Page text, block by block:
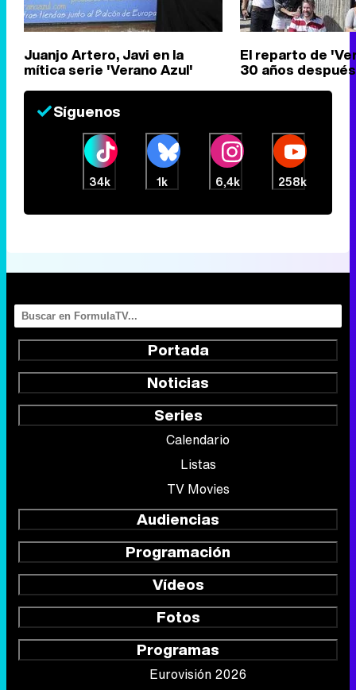
Juanjo Artero, Javi en la
mítica serie 'Verano Azul'
El reparto de
30 años después
Síguenos
34k 1k 6,4k 258k
Portada
Noticias
Series
Calendario
Listas
TV Movies
Audiencias
Programación
Vídeos
Fotos
Programas
Eurovisión 2026